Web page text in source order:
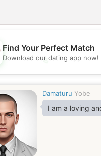
💖
Find Your Perfect Match
Download our dating app now!
Damaturu Yobe
I am a loving